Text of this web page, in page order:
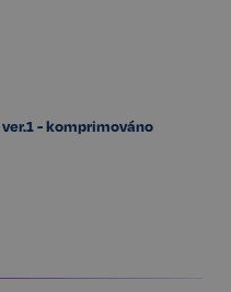
ver.1 - komprimováno